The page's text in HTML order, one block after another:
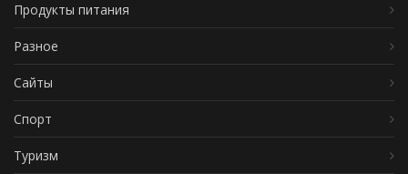
Продукты питания
Разное
Сайты
Спорт
Туризм